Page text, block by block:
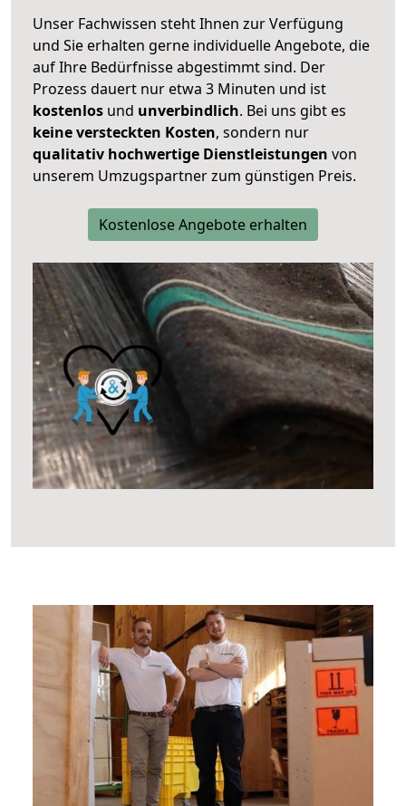
Unser Fachwissen steht Ihnen zur Verfügung
und Sie erhalten gerne individuelle Angebote, die
auf Ihre Bedürfnisse abgestimmt sind. Der
Prozess dauert nur etwa 3 Minuten und ist
kostenlos und unverbindlich. Bei uns gibt es
keine versteckten Kosten, sondern nur
qualitativ hochwertige Dienstleistungen von
unserem Umzugspartner zum günstigen Preis.
Kostenlose Angebote erhalten